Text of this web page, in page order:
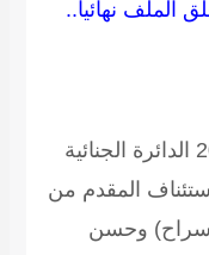
الملف نهائيا..
نظرت يوم الثلاثاء 23 مارس 2010 الدائرة الجنائية
المقدم من
سراح) وحسن